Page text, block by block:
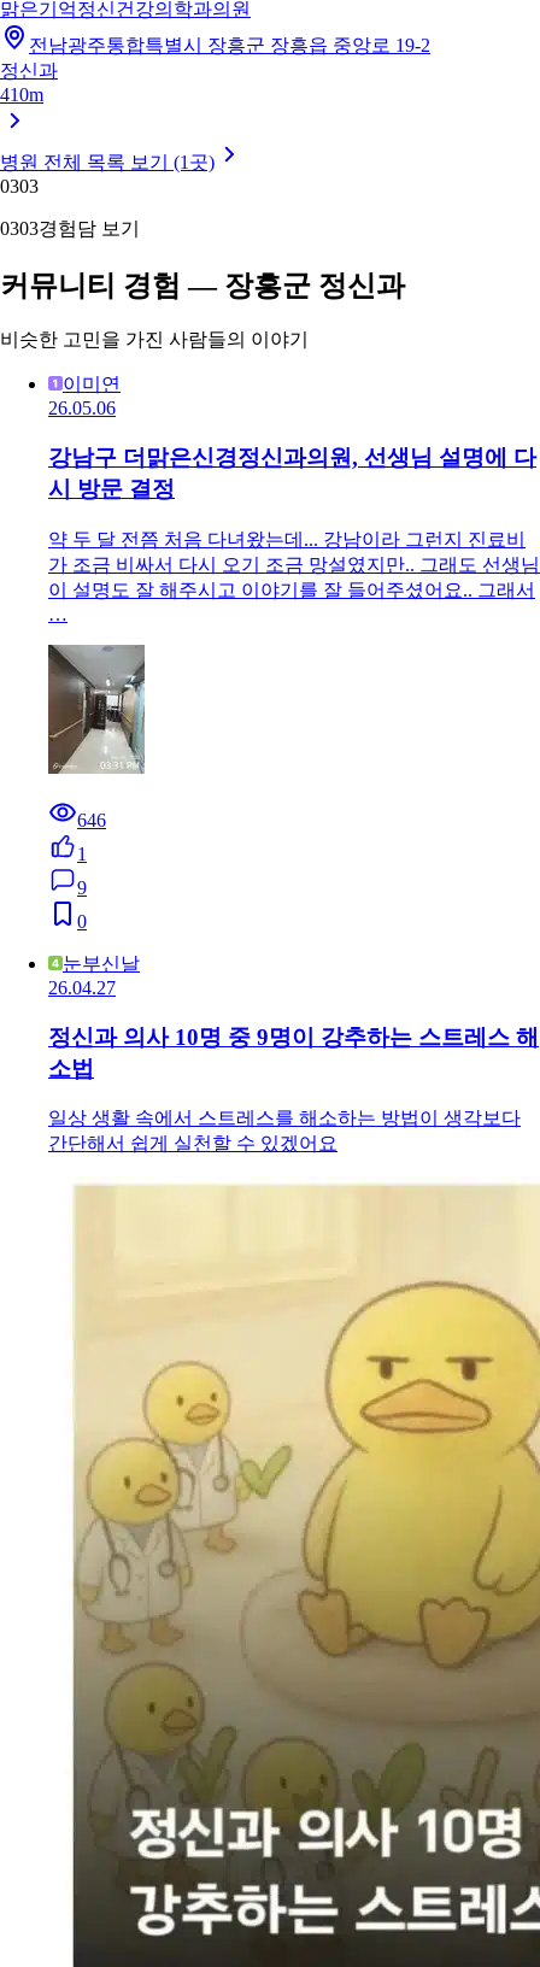
맑은기억정신건강의학과의원
전남광주통합특별시 장흥군 장흥읍 중앙로 19-2
정신과
410m
병원 전체 목록 보기 (1곳)
0303
0303경험담 보기
커뮤니티 경험 — 장흥군 정신과
비슷한 고민을 가진 사람들의 이야기
이미연
26.05.06
강남구 더맑은신경정신과의원, 선생님 설명에 다
시 방문 결정
약 두 달 전쯤 처음 다녀왔는데... 강남이라 그런지 진료비
가 조금 비싸서 다시 오기 조금 망설였지만.. 그래도 선생님
이 설명도 잘 해주시고 이야기를 잘 들어주셨어요.. 그래서
…
646
1
9
0
눈부신날
26.04.27
정신과 의사 10명 중 9명이 강추하는 스트레스 해
소법
일상 생활 속에서 스트레스를 해소하는 방법이 생각보다
간단해서 쉽게 실천할 수 있겠어요